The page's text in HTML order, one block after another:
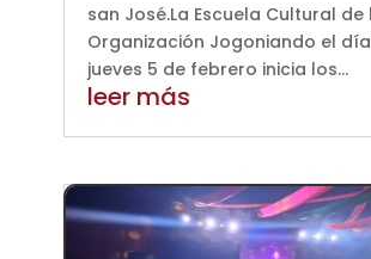
san José.La Escuela Cultural de
Organización Jogoniando el
jueves 5 de febrero inicia los...
leer más